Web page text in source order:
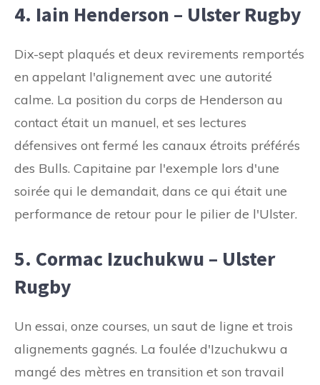
4. Iain Henderson – Ulster Rugby
Dix-sept plaqués et deux revirements remportés
en appelant l'alignement avec une autorité
calme. La position du corps de Henderson au
contact était un manuel, et ses lectures
défensives ont fermé les canaux étroits préférés
des Bulls. Capitaine par l'exemple lors d'une
soirée qui le demandait, dans ce qui était une
performance de retour pour le pilier de l'Ulster.
5. Cormac Izuchukwu – Ulster
Rugby
Un essai, onze courses, un saut de ligne et trois
alignements gagnés. La foulée d'Izuchukwu a
mangé des mètres en transition et son travail